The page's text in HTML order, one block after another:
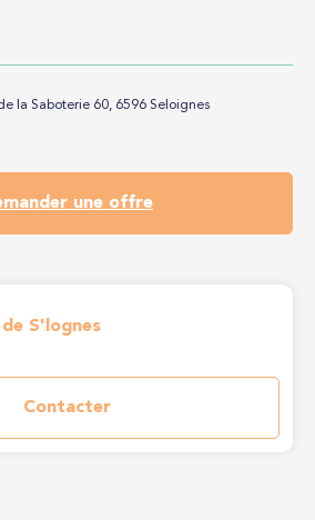
la Saboterie 60, 6596 Seloignes
une offre
S'lognes
Contacter